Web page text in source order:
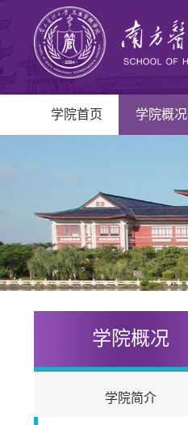
学院首页 学院概况
学院概况
学院简介